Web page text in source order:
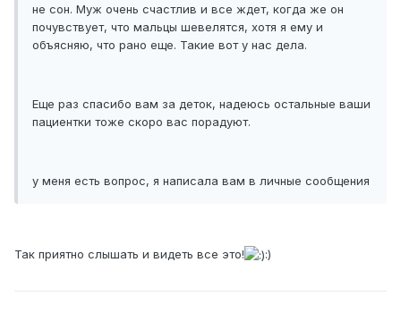
не сон. Муж очень счастлив и все ждет, когда же он
почувствует, что мальцы шевелятся, хотя я ему и
объясняю, что рано еще. Такие вот у нас дела.
Еще раз спасибо вам за деток, надеюсь остальные ваши
пациентки тоже скоро вас порадуют.
у меня есть вопрос, я написала вам в личные сообщения
Так приятно слышать и видеть все это! :)